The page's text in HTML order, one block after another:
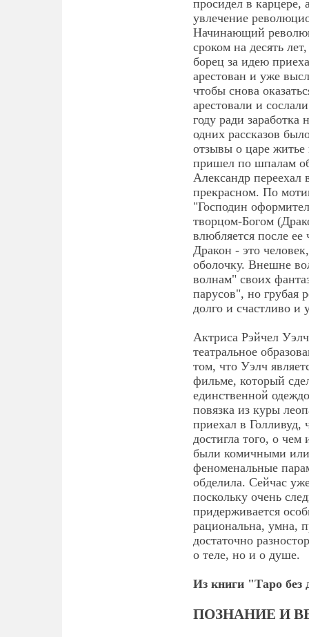
просидел в карцере,
увлечение
Начинающий
сроком на десять
борец за идею
арестован и уже
чтобы снова
арестовали и
году ради заработка
одних рассказов
отзывы о царе
пришел по шпалам
Александр
прекрасном. По
"Господин
творцом-Богом
влюбляется после
Дракон - это
оболочку. Внешне
волнам" своих
парусов", но грубая
долго и счастливо и
Актриса Рэйчел
театральное
том, что Уэлч
фильме, который
единственной
повязка из куры
приехал в Голливуд,
достигла того, о чем
были комичными или
феноменальные
обделила. Сейчас
поскольку очень
придерживается
рациональна, умна,
достаточно
о теле, но и о душе.
Из книги "Таро без
ПОЗНАНИЕ И